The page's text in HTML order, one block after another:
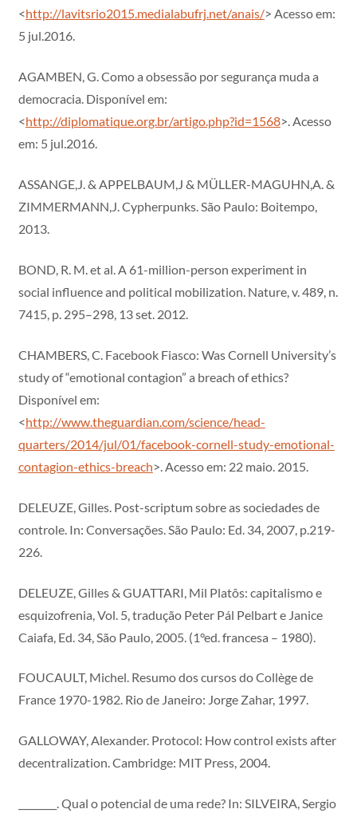
<http://lavitsrio2015.medialabufrj.net/anais/> Acesso em:
5 jul.2016.
AGAMBEN, G. Como a obsessão por segurança muda a
democracia. Disponível em:
<http://diplomatique.org.br/artigo.php?id=1568>. Acesso
em: 5 jul.2016.
ASSANGE,J. & APPELBAUM,J & MÜLLER-MAGUHN,A. &
ZIMMERMANN,J. Cypherpunks. São Paulo: Boitempo,
2013.
BOND, R. M. et al. A 61-million-person experiment in
social influence and political mobilization. Nature, v. 489, n.
7415, p. 295–298, 13 set. 2012.
CHAMBERS, C. Facebook Fiasco: Was Cornell University’s
study of “emotional contagion” a breach of ethics?
Disponível em:
<http://www.theguardian.com/science/head-
quarters/2014/jul/01/facebook-cornell-study-emotional-
contagion-ethics-breach>. Acesso em: 22 maio. 2015.
DELEUZE, Gilles. Post-scriptum sobre as sociedades de
controle. In: Conversações. São Paulo: Ed. 34, 2007, p.219-
226.
DELEUZE, Gilles & GUATTARI, Mil Platôs: capitalismo e
esquizofrenia, Vol. 5, tradução Peter Pál Pelbart e Janice
Caiafa, Ed. 34, São Paulo, 2005. (1°ed. francesa – 1980).
FOUCAULT, Michel. Resumo dos cursos do Collège de
France 1970-1982. Rio de Janeiro: Jorge Zahar, 1997.
GALLOWAY, Alexander. Protocol: How control exists after
decentralization. Cambridge: MIT Press, 2004.
________. Qual o potencial de uma rede? In: SILVEIRA, Sergio